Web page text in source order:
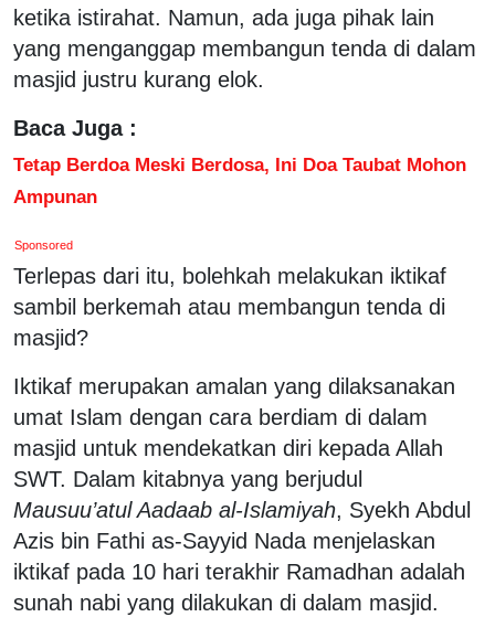
ketika istirahat. Namun, ada juga pihak lain
yang menganggap membangun tenda di dalam
masjid justru kurang elok.
Baca Juga :
Tetap Berdoa Meski Berdosa, Ini Doa Taubat Mohon
Ampunan
Sponsored
Terlepas dari itu, bolehkah melakukan iktikaf
sambil berkemah atau membangun tenda di
masjid?
Iktikaf merupakan amalan yang dilaksanakan
umat Islam dengan cara berdiam di dalam
masjid untuk mendekatkan diri kepada Allah
SWT. Dalam kitabnya yang berjudul
Mausuu’atul Aadaab al-Islamiyah, Syekh Abdul
Azis bin Fathi as-Sayyid Nada menjelaskan
iktikaf pada 10 hari terakhir Ramadhan adalah
sunah nabi yang dilakukan di dalam masjid.